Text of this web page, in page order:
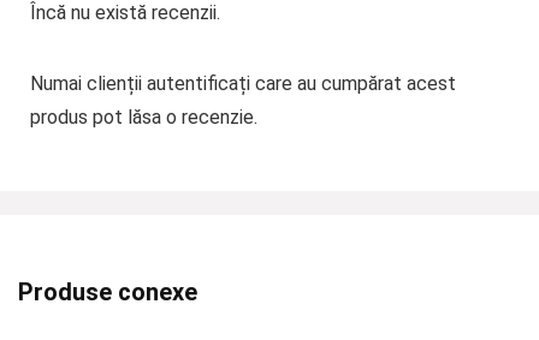
Încă nu există recenzii.
Numai clienții autentificați care au cumpărat acest
produs pot lăsa o recenzie.
Produse conexe